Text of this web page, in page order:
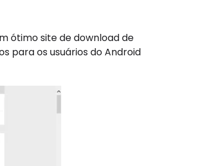
ótimo site de download de
para os usuários do Android